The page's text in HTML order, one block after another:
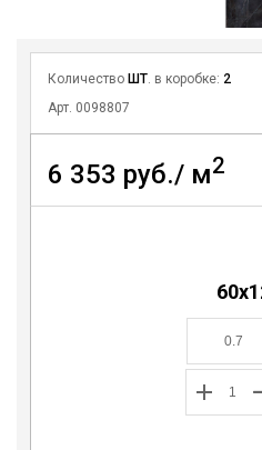
Количество ШТ . в коробке: 2
Арт. 0098807
6 353 руб./ м2